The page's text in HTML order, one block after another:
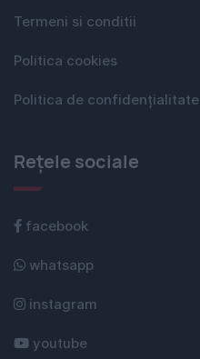
Termeni si conditii
Politica cookies
Politica de confidențialitate
Rețele sociale
facebook
whatsapp
instagram
youtube